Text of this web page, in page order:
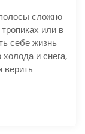
сложно
или в
себе жизнь
и снега,
верить